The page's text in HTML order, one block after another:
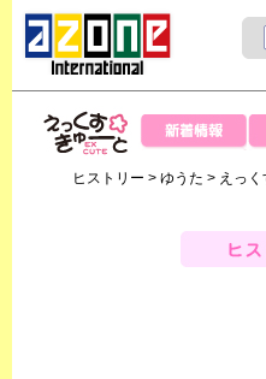
えっくすきゅー
ヒストリー > ゆうた > えっ